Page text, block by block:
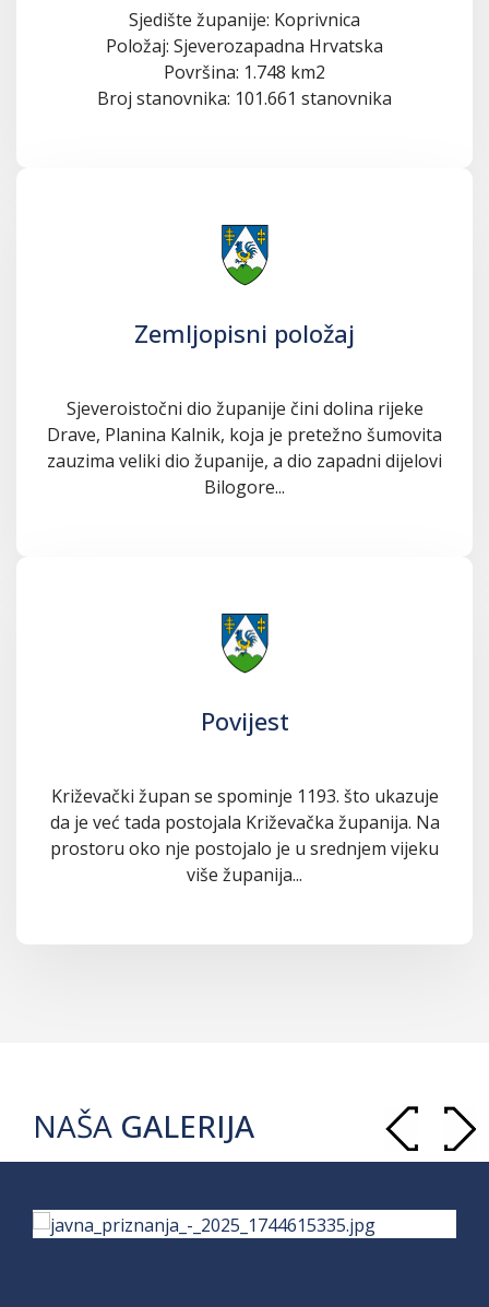
Sjedište županije: Koprivnica
Položaj: Sjeverozapadna Hrvatska
Površina: 1.748 km2
Broj stanovnika: 101.661 stanovnika
Zemljopisni položaj
Sjeveroistočni dio županije čini dolina rijeke
Drave, Planina Kalnik, koja je pretežno šumovita
zauzima veliki dio županije, a dio zapadni dijelovi
Bilogore...
Povijest
Križevački župan se spominje 1193. što ukazuje
da je već tada postojala Križevačka županija. Na
prostoru oko nje postojalo je u srednjem vijeku
više županija...
NAŠA GALERIJA